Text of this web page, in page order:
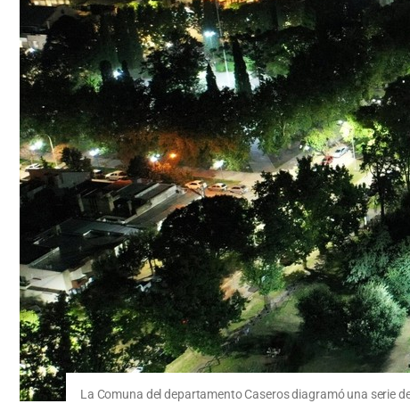
La Comuna del departamento Caseros diagramó una serie